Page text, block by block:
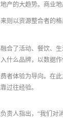
的大趋势。商业
则以资源整合者的
合了活动、餐饮、
什么品牌，以数据作
者体验为导向。在
过往经验。
责人指出，“我们